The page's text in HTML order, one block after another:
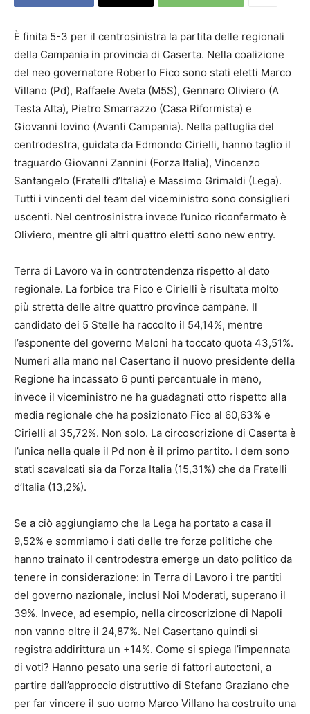
È finita 5-3 per il centrosinistra la partita delle regionali
della Campania in provincia di Caserta. Nella coalizione
del neo governatore Roberto Fico sono stati eletti Marco
Villano (Pd), Raffaele Aveta (M5S), Gennaro Oliviero (A
Testa Alta), Pietro Smarrazzo (Casa Riformista) e
Giovanni Iovino (Avanti Campania). Nella pattuglia del
centrodestra, guidata da Edmondo Cirielli, hanno taglio il
traguardo Giovanni Zannini (Forza Italia), Vincenzo
Santangelo (Fratelli d’Italia) e Massimo Grimaldi (Lega).
Tutti i vincenti del team del viceministro sono consiglieri
uscenti. Nel centrosinistra invece l’unico riconfermato è
Oliviero, mentre gli altri quattro eletti sono new entry.
Terra di Lavoro va in controtendenza rispetto al dato
regionale. La forbice tra Fico e Cirielli è risultata molto
più stretta delle altre quattro province campane. Il
candidato dei 5 Stelle ha raccolto il 54,14%, mentre
l’esponente del governo Meloni ha toccato quota 43,51%.
Numeri alla mano nel Casertano il nuovo presidente della
Regione ha incassato 6 punti percentuale in meno,
invece il viceministro ne ha guadagnati otto rispetto alla
media regionale che ha posizionato Fico al 60,63% e
Cirielli al 35,72%. Non solo. La circoscrizione di Caserta è
l’unica nella quale il Pd non è il primo partito. I dem sono
stati scavalcati sia da Forza Italia (15,31%) che da Fratelli
d’Italia (13,2%).
Se a ciò aggiungiamo che la Lega ha portato a casa il
9,52% e sommiamo i dati delle tre forze politiche che
hanno trainato il centrodestra emerge un dato politico da
tenere in considerazione: in Terra di Lavoro i tre partiti
del governo nazionale, inclusi Noi Moderati, superano il
39%. Invece, ad esempio, nella circoscrizione di Napoli
non vanno oltre il 24,87%. Nel Casertano quindi si
registra addirittura un +14%. Come si spiega l’impennata
di voti? Hanno pesato una serie di fattori autoctoni, a
partire dall’approccio distruttivo di Stefano Graziano che
per far vincere il suo uomo Marco Villano ha costruito una